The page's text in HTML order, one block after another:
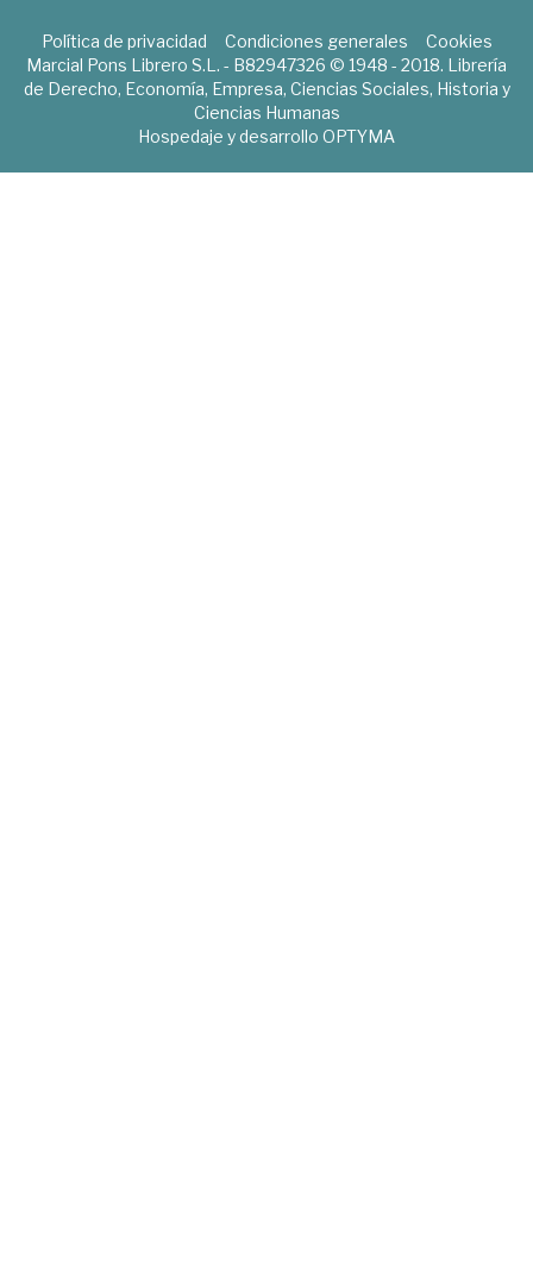
Política de privacidad Condiciones generales
Cookies
Marcial Pons Librero S.L. - B82947326 © 1948 - 2018. Librería
de Derecho, Economía, Empresa, Ciencias Sociales, Historia y
Ciencias Humanas
Hospedaje y desarrollo OPTYMA